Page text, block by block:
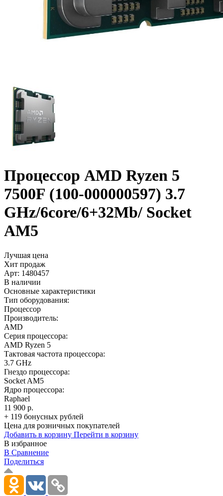
Процессор AMD Ryzen 5
7500F (100-000000597) 3.7
GHz/­6core/­6+­32Mb/­ Socket
AM5
Лучшая цена
Хит продаж
Арт: 1480457
В наличии
Основные характеристики
Тип оборудования:
Процессор
Производитель:
AMD
Серия процессора:
AMD Ryzen 5
Тактовая частота процессора:
3.7 GHz
Гнездо процессора:
Socket AM5
Ядро процессора:
Raphael
11 900 р.
+ 119 бонусных рублей
Цена для розничных покупателей
Добавить в корзину Перейти в корзину
В избранное
В Сравнение
Поделиться